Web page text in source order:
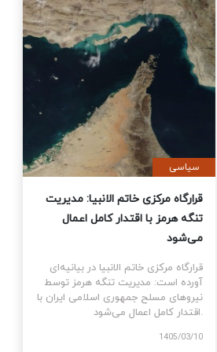
سیاسی
قرارگاه مرکزی خاتم الانبیا:
تنگه هرمز با اقتدار کامل اعمال
قرارگاه مرکزی خاتم الانبیا در
آورده است: مدیریت تنگه هرمز
نیروهای مسلح جمهوری اسلامی
اقتدار کامل اعمال می‌شود.